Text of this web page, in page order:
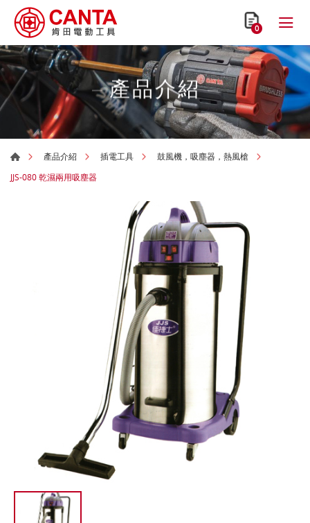
0
產品介紹
產品介紹 插電工具
鼓風機，吸塵器，熱風槍
JJS-080 乾濕兩用吸塵器